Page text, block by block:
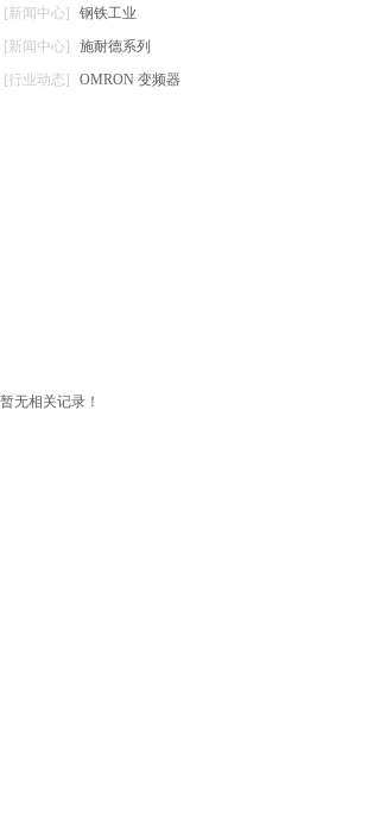
[新闻中心]
钢铁工业
[新闻中心]
施耐德系列
[行业动态]
OMRON 变频器
暂无相关记录！